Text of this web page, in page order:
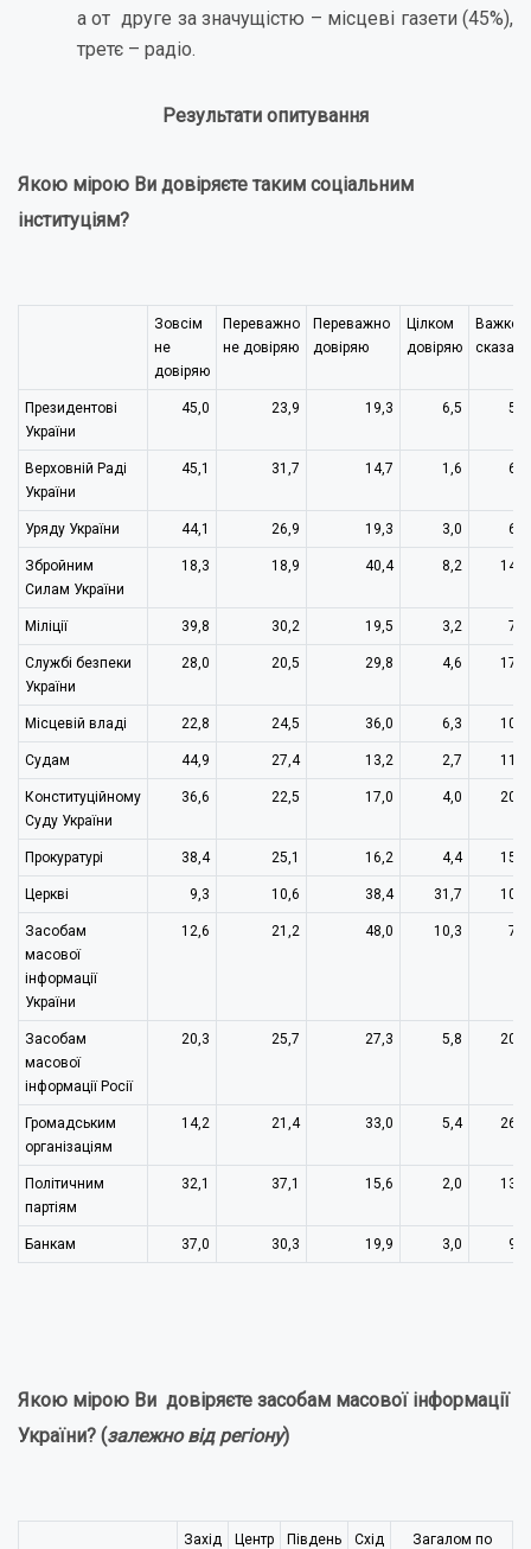
а от друге за значущістю – місцеві газети (45%),
третє – радіо.
Результати опитування
Якою мірою Ви довіряєте таким соціальним
інституціям?
Зовсім
не
довіряю
Переважно
не довіряю
Переважно
довіряю
Цілком
довіряю
Важко
сказати
Президентові
України
45,0 23,9 19,3 6,5 5,3
Верховній Раді
України
45,1 31,7 14,7 1,6 6,9
Уряду України 44,1 26,9 19,3 3,0 6,6
Збройним
Силам України
18,3 18,9 40,4 8,2 14,2
Міліції 39,8 30,2 19,5 3,2 7,3
Службі безпеки
України
28,0 20,5 29,8 4,6 17,1
Місцевій владі 22,8 24,5 36,0 6,3 10,3
Судам 44,9 27,4 13,2 2,7 11,9
Конституційному
Суду України
36,6 22,5 17,0 4,0 20,0
Прокуратурі 38,4 25,1 16,2 4,4 15,8
Церкві 9,3 10,6 38,4 31,7 10,0
Засобам
масової
інформації
України
12,6 21,2 48,0 10,3 7,9
Засобам
масової
інформації Росії
20,3 25,7 27,3 5,8 20,8
Громадським
організаціям
14,2 21,4 33,0 5,4 26,0
Політичним
партіям
32,1 37,1 15,6 2,0 13,3
Банкам 37,0 30,3 19,9 3,0 9,8
Якою мірою Ви довіряєте засобам масової інформації
України? (залежно від регіону)
Захід Центр Південь Схід
Загалом по